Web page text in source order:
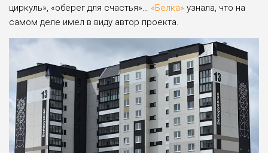
циркуль», «оберег для счастья»… «Белка» узнала, что на
самом деле имел в виду автор проекта.